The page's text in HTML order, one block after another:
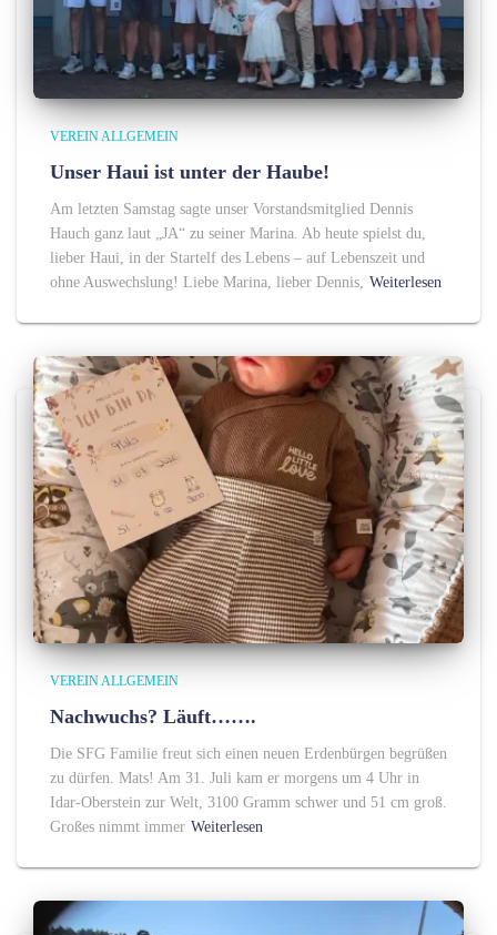
VEREIN ALLGEMEIN
Unser Haui ist unter der Haube!
Am letzten Samstag sagte unser Vorstandsmitglied Dennis
Hauch ganz laut „JA“ zu seiner Marina. Ab heute spielst du,
lieber Haui, in der Startelf des Lebens – auf Lebenszeit und
ohne Auswechslung! Liebe Marina, lieber Dennis, Weiterlesen
VEREIN ALLGEMEIN
Nachwuchs? Läuft…….
Die SFG Familie freut sich einen neuen Erdenbürgen begrüßen
zu dürfen. Mats! Am 31. Juli kam er morgens um 4 Uhr in
Idar-Oberstein zur Welt, 3100 Gramm schwer und 51 cm groß.
Großes nimmt immer Weiterlesen